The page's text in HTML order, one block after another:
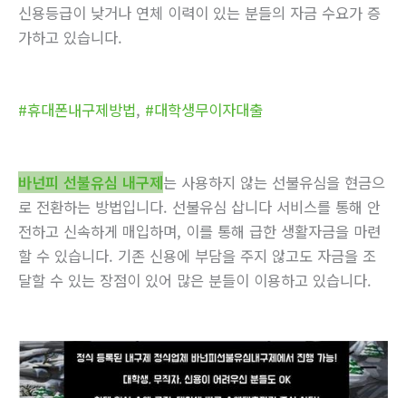
신용등급이 낮거나 연체 이력이 있는 분들의 자금 수요가 증
가하고 있습니다.
#휴대폰내구제방법, #대학생무이자대출
바넌피 선불유심 내구제는 사용하지 않는 선불유심을 현금으
로 전환하는 방법입니다. 선불유심 삽니다 서비스를 통해 안
전하고 신속하게 매입하며, 이를 통해 급한 생활자금을 마련
할 수 있습니다. 기존 신용에 부담을 주지 않고도 자금을 조
달할 수 있는 장점이 있어 많은 분들이 이용하고 있습니다.